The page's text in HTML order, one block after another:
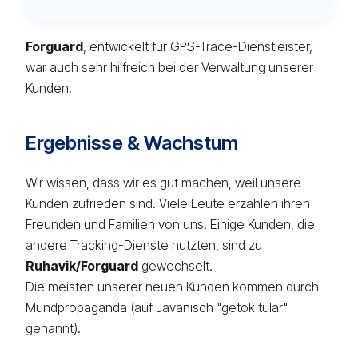
Forguard, entwickelt für GPS-Trace-Dienstleister,
war auch sehr hilfreich bei der Verwaltung unserer
Kunden.
Ergebnisse & Wachstum
Wir wissen, dass wir es gut machen, weil unsere
Kunden zufrieden sind. Viele Leute erzählen ihren
Freunden und Familien von uns. Einige Kunden, die
andere Tracking-Dienste nutzten, sind zu
Ruhavik/Forguard gewechselt.
Die meisten unserer neuen Kunden kommen durch
Mundpropaganda (auf Javanisch "getok tular"
genannt).